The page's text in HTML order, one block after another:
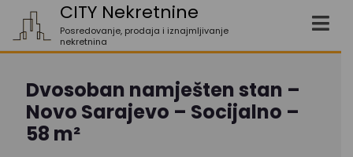
CITY Nekretnine
Posredovanje, prodaja i iznajmljivanje
nekretnina
Dvosoban namješten stan –
Novo Sarajevo – Socijalno –
58 m²